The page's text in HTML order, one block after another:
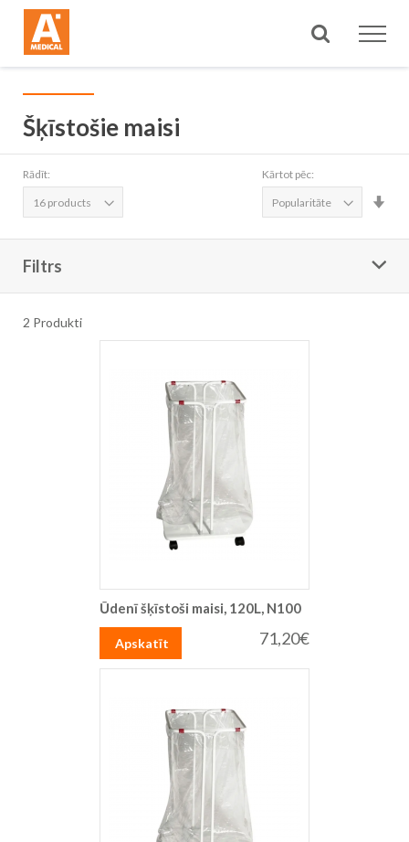
Meklēt
Šķīstošie maisi
Rādīt: Kārtot pēc:
Filtrs
2 Produkti
Ūdenī šķīstoši maisi, 120L, N100
71,20€
Apskatīt